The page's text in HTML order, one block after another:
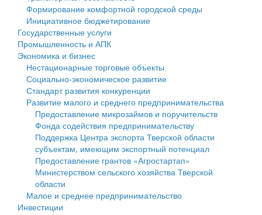
Государственные услуги
Промышленность и АПК
Экономика и бизнес
Символика
Устав
Гостям округа
Туризм
Культура
Образование
Здравоохранение
Социальная защита
Фотоальбом
муниципального округа Тверской области
Администрация Кашинского муниципального округа
Тверской области
Управление сельскими территориями
Открытые данные
Работа с обращениями граждан
Муниципальный контроль
Муниципальные услуги
Проекты административных регламентов
Финансовое управление
Бюджет для граждан
Имущество
Выявление правообладателей ранее учтенных
объектов недвижимости
Имущественная поддержка субъектов малого и
среднего предпринимательства
Информационная поддержка субъектов малого и
среднего предпринимательства
Формирование комфортной городской среды
Инициативное бюджетирование
Государственные услуги
Промышленность и АПК
Экономика и бизнес
Нестационарные торговые объекты
Социально-экономическое развитие
Стандарт развития конкуренции
Развитие малого и среднего предпринимательства
Предоставление микрозаймов и поручительств
Фонда содействия предпринимательству
Поддержка Центра экспорта Тверской области
субъектам, имеющим экспортный потенциал
Предоставление грантов «Агростартап»
Министерством сельского хозяйства Тверской
области
Малое и среднее предпринимательство
Инвестиции